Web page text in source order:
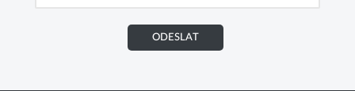
ODESLAT